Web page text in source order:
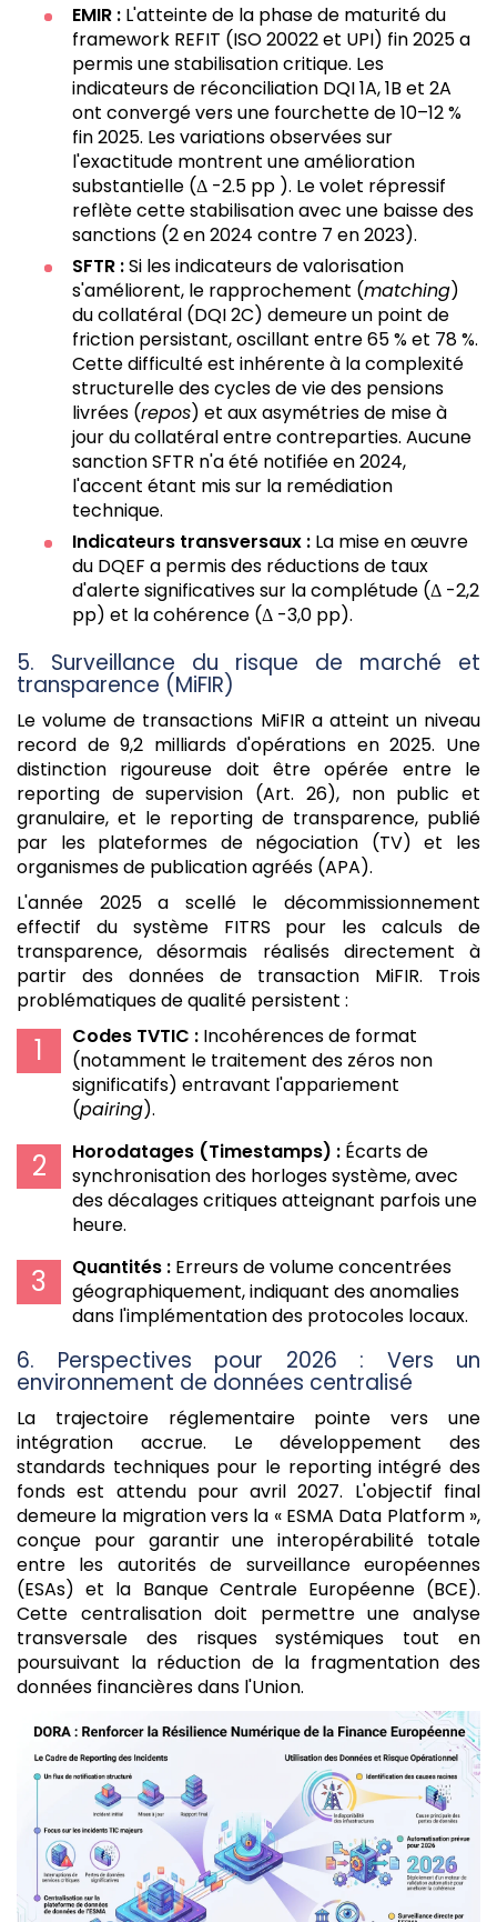
EMIR : L'atteinte de la phase de maturité du
framework REFIT (ISO 20022 et UPI) fin 2025 a
permis une stabilisation critique. Les
indicateurs de réconciliation DQI 1A, 1B et 2A
ont convergé vers une fourchette de 10–12 %
fin 2025. Les variations observées sur
l'exactitude montrent une amélioration
substantielle (Δ -2.5 pp ). Le volet répressif
reflète cette stabilisation avec une baisse des
sanctions (2 en 2024 contre 7 en 2023).
SFTR :Si les indicateurs de valorisation
s'améliorent, le rapprochement (matching)
du collatéral (DQI 2C) demeure un point de
friction persistant, oscillant entre 65 % et 78 %.
Cette difficulté est inhérente à la complexité
structurelle des cycles de vie des pensions
livrées (repos) et aux asymétries de mise à
jour du collatéral entre contreparties. Aucune
sanction SFTR n'a été notifiée en 2024,
l'accent étant mis sur la remédiation
technique.
Indicateurs transversaux : La mise en œuvre
du DQEF a permis des réductions de taux
d'alerte significatives sur la complétude (Δ -2,2
pp) et la cohérence (Δ -3,0 pp).
5. Surveillance du risque de marché et
transparence (MiFIR)
Le volume de transactions MiFIR a atteint un niveau
record de 9,2 milliards d'opérations en 2025. Une
distinction rigoureuse doit être opérée entre le
reporting de supervision (Art. 26), non public et
granulaire, et le reporting de transparence, publié
par les plateformes de négociation (TV) et les
organismes de publication agréés (APA).
L'année 2025 a scellé le décommissionnement
effectif du système FITRS pour les calculs de
transparence, désormais réalisés directement à
partir des données de transaction MiFIR. Trois
problématiques de qualité persistent :
Codes TVTIC : Incohérences de format
(notamment le traitement des zéros non
significatifs) entravant l'appariement
(pairing).
Horodatages (Timestamps) : Écarts de
synchronisation des horloges système, avec
des décalages critiques atteignant parfois une
heure.
Quantités : Erreurs de volume concentrées
géographiquement, indiquant des anomalies
dans l'implémentation des protocoles locaux.
6. Perspectives pour 2026 : Vers un
environnement de données centralisé
La trajectoire réglementaire pointe vers une
intégration accrue. Le développement des
standards techniques pour le reporting intégré des
fonds est attendu pour avril 2027. L'objectif final
demeure la migration vers la « ESMA Data Platform »,
conçue pour garantir une interopérabilité totale
entre les autorités de surveillance européennes
(ESAs) et la Banque Centrale Européenne (BCE).
Cette centralisation doit permettre une analyse
transversale des risques systémiques tout en
poursuivant la réduction de la fragmentation des
données financières dans l'Union.